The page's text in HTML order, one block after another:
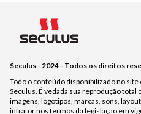
Seculus - 2024 - Todos os direitos
Todo o conteúdo disponibilizado no site
Seculus. É vedada sua reprodução total
imagens, logotipos, marcas, sons,
infrator nos termos da legislação em